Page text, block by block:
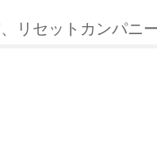
リセットカンパニ